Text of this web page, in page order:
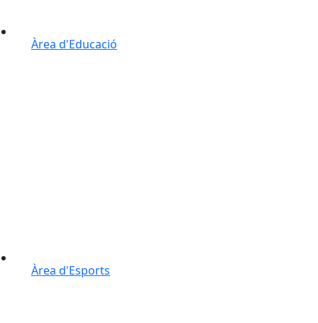
Àrea d'Educació
Àrea d'Esports